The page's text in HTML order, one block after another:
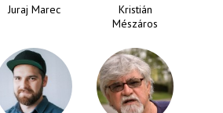
Juraj Marec
Kristián
Mészáros